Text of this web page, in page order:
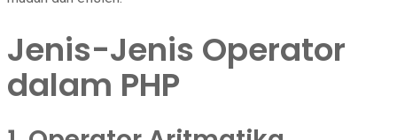
Jenis-Jenis Operator
dalam PHP